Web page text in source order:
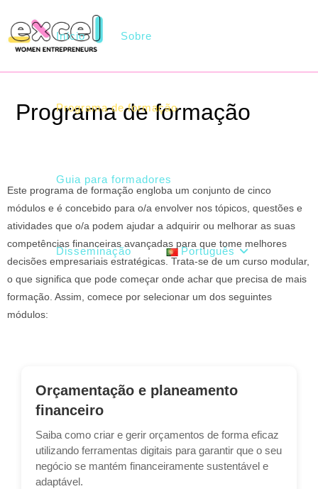
Início Sobre
Programa de formação
Guia para formadores
Disseminação Português
Programa de formação
Este programa de formação engloba um conjunto de cinco
módulos e é concebido para o/a envolver nos tópicos, questões e
atividades que o/a podem ajudar a adquirir ou melhorar as suas
competências financeiras avançadas para que tome melhores
decisões empresariais estratégicas. Trata-se de um curso modular,
o que significa que pode começar onde achar que precisa de mais
formação. Assim, comece por selecionar um dos seguintes
módulos:
Orçamentação e planeamento
financeiro
Saiba como criar e gerir orçamentos de forma eficaz
utilizando ferramentas digitais para garantir que o seu
negócio se mantém financeiramente sustentável e
adaptável.